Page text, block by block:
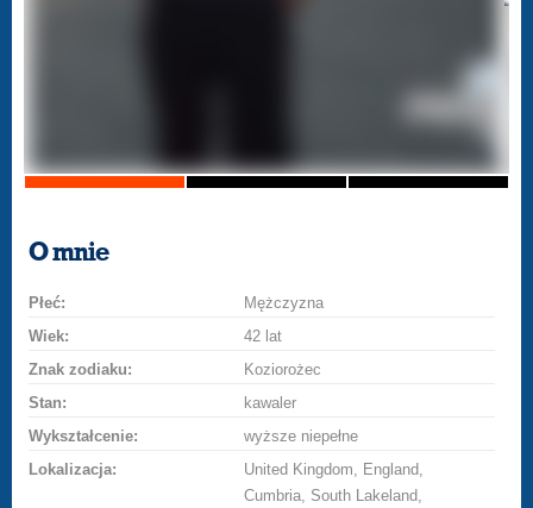
O mnie
Płeć:
Mężczyzna
Wiek:
42 lat
Znak zodiaku:
Koziorożec
Stan:
kawaler
Wykształcenie:
wyższe niepełne
Lokalizacja:
United Kingdom, England,
Cumbria, South Lakeland,